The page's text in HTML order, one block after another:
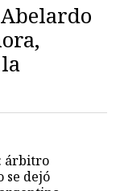
árbitro
se dejó